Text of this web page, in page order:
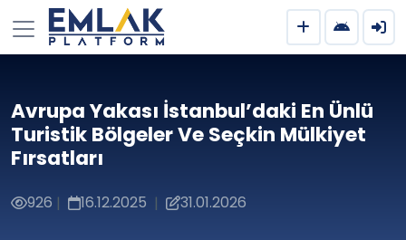
Avrupa Yakası İstanbul’daki En Ünlü
Turistik Bölgeler Ve Seçkin Mülkiyet
Fırsatları
926 | 16.12.2025 | 31.01.2026